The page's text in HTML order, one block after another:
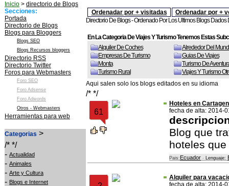
Inicio > directorio de Blogs
Secciones:
Portada
Directorio de Blogs
Blogs para Bloggers
Blogs SEO
Blogs Recursos bloggers
Directorio RSS
Directorio Twitter
Foros para Webmasters
Foro SEO
Foro Adsense
Foro Adwords
Otros - Webmasters
Herramientas para web
Categorias >
/* */
- Actualidad
- Animales
- Arte y Cultura
- Blogs e Internet
Ordenadar por + visitadas
Ordenadar por +
Directorio De Blogs - Ordenado Por Los Ultimos Blogs Dados
En La Categoria De Viajes Y Turismo Tenemos Estas
Alquiler De Coches
Alrededor Del
Empresas De Turismo
Guias De Viajes
Monta
Turismo De
Turismo Rural
Viajes Y Turismo
Aqui salen solo los blogs editados en su idioma
/* */
61
Hoteles en
fecha de alta: 2014-
Blog que
hoteles
Pais: Ecuador - Lenguaje:
Alquiler para
fecha de alta: 2014-